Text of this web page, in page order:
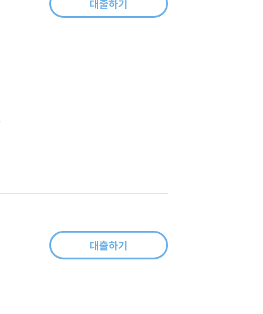
대출하기
대출하기